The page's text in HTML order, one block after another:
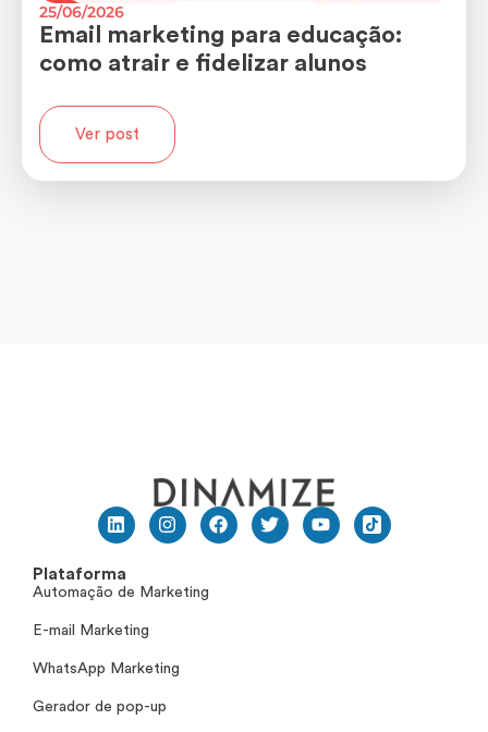
25/06/2026
Email marketing para educação:
como atrair e fidelizar alunos
Ver post
Plataforma
Automação de Marketing
E-mail Marketing
WhatsApp Marketing
Gerador de pop-up